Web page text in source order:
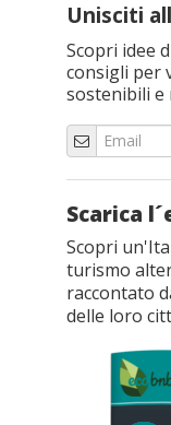
Unisciti
Scopri idee
consigli per
sostenibili e
Scarica
Scopri
turismo
raccontato
delle loro